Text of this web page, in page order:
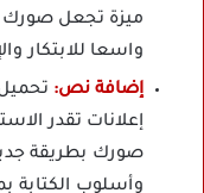
ميزة تجعل صورك
واسعا للابتكار
إضافة نص:
إعلانات تقدر
صورك بطريقة
وأسلوب الكتابة